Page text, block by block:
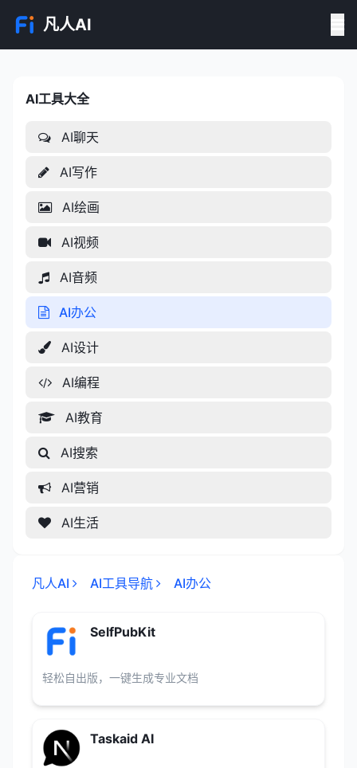
凡人AI
AI工具大全
AI工具大全
AI聊天
AI写作
AI绘画
AI视频
AI音频
AI办公
AI设计
AI编程
AI教育
AI搜索
AI营销
AI生活
凡人AI AI工具导航 AI办公
SelfPubKit
轻松自出版，一键生成专业文档
Taskaid AI